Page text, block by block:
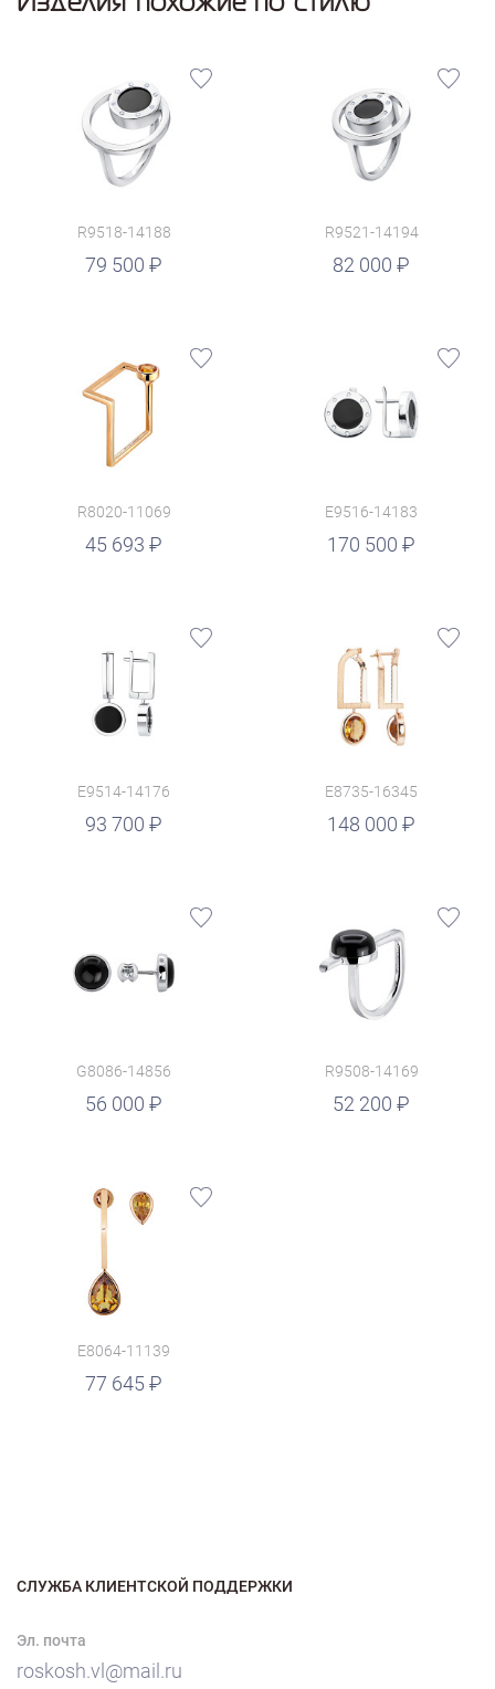
R9518-14188
79 500
R9521-14194
82 000
R8020-11069
45 693
E9516-14183
170 500
руб.
E9514-14176
93 700
E8735-16345
148 000
руб.
G8086-14856
56 000
R9508-14169
52 200
E8064-11139
77 645
СЛУЖБА КЛИЕНТСКОЙ ПОДДЕРЖКИ
Эл. почта
roskosh.vl@mail.ru